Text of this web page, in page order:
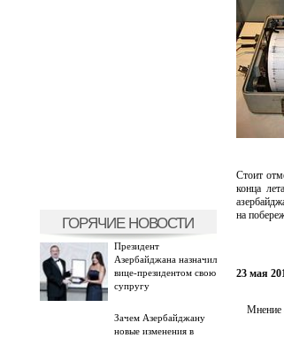
ГОРЯЧИЕ НОВОСТИ
Президент
Азербайджана назначил
вице-президентом свою
супругу
Зачем Азербайджану
новые изменения в
Стоит
конца
на
23 мая
Мнение